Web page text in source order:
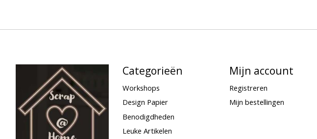
Categorieën
Workshops
Design Papier
Benodigdheden
Leuke Artikelen
Mijn account
Registreren
Mijn bestellingen